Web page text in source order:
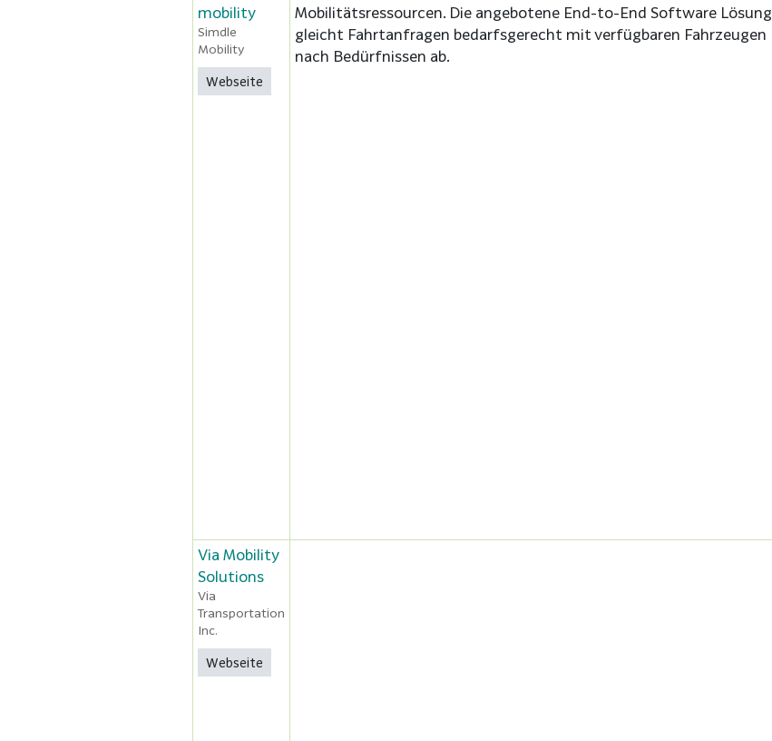
mobility
Simdle
Mobility
Webseite
Mobilitätsressourcen. Die angebotene End-to-End Software Lösung
gleicht Fahrtanfragen bedarfsgerecht mit verfügbaren Fahrzeugen
nach Bedürfnissen ab.
Via Mobility
Solutions
Via
Transportation
Inc.
Webseite